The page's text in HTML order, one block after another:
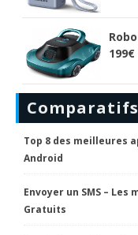
Comparatifs
Top 8 des meilleures
Android
Envoyer un SMS –
Gratuits